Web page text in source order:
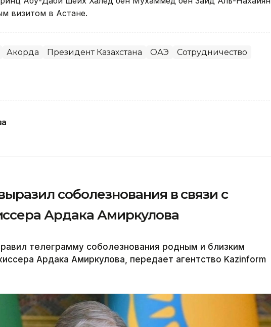
визитом в Астане.
Акорда Президент Казахстана ОАЭ Сотрудничество
соболезнования в связи с
Ардака Амиркулова
телеграмму соболезнования родным и близким
Ардака Амиркулова, передает агентство Kazinform